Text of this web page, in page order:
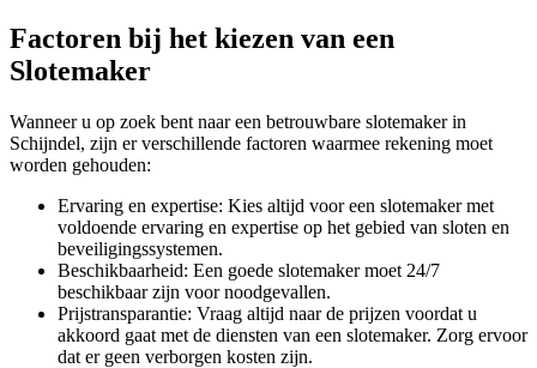
Factoren bij het kiezen van een
Slotemaker
Wanneer u op zoek bent naar een betrouwbare slotemaker in
Schijndel, zijn er verschillende factoren waarmee rekening moet
worden gehouden:
Ervaring en expertise: Kies altijd voor een slotemaker met
voldoende ervaring en expertise op het gebied van sloten en
beveiligingssystemen.
Beschikbaarheid: Een goede slotemaker moet 24/7
beschikbaar zijn voor noodgevallen.
Prijstransparantie: Vraag altijd naar de prijzen voordat u
akkoord gaat met de diensten van een slotemaker. Zorg ervoor
dat er geen verborgen kosten zijn.